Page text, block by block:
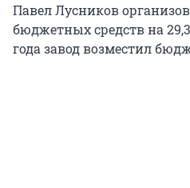
Павел Лусников
бюджетных средств на
года завод возместил